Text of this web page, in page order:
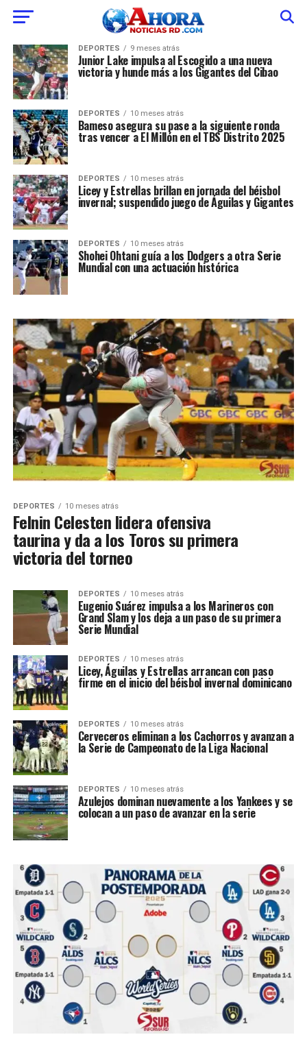
DEPORTES 9 meses atrás
Junior Lake impulsa al Escogido a una nueva
victoria y hunde más a los Gigantes del Cibao
DEPORTES 10 meses atrás
Bameso asegura su pase a la siguiente ronda
tras vencer a El Millón en el TBS Distrito 2025
DEPORTES 10 meses atrás
Licey y Estrellas brillan en jornada del béisbol
invernal; suspendido juego de Águilas y Gigantes
DEPORTES 10 meses atrás
Shohei Ohtani guía a los Dodgers a otra Serie
Mundial con una actuación histórica
DEPORTES 10 meses atrás
Felnin Celesten lidera ofensiva
taurina y da a los Toros su primera
victoria del torneo
DEPORTES 10 meses atrás
Eugenio Suárez impulsa a los Marineros con
Grand Slam y los deja a un paso de su primera
Serie Mundial
DEPORTES 10 meses atrás
Licey, Águilas y Estrellas arrancan con paso
firme en el inicio del béisbol invernal dominicano
DEPORTES 10 meses atrás
Cerveceros eliminan a los Cachorros y avanzan a
la Serie de Campeonato de la Liga Nacional
DEPORTES 10 meses atrás
Azulejos dominan nuevamente a los Yankees y se
colocan a un paso de avanzar en la serie